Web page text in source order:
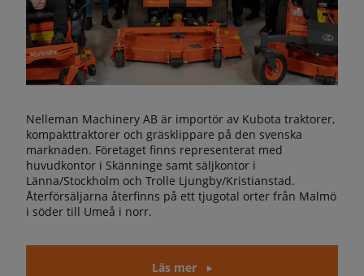
Nelleman Machinery AB är importör av Kubota traktorer,
kompakttraktorer och gräsklippare på den svenska
marknaden. Företaget finns representerat med
huvudkontor i Skänninge samt säljkontor i
Länna/Stockholm och Trolle Ljungby/Kristianstad.
Återförsäljarna återfinns på ett tjugotal orter från Malmö
i söder till Umeå i norr.
Läs mer